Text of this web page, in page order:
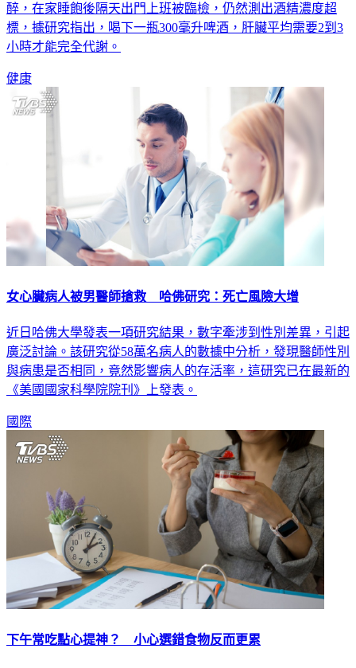
醉，在家睡飽後隔天出門上班被臨檢，仍然測出酒精濃度超
標，據研究指出，喝下一瓶300毫升啤酒，肝臟平均需要2到3
小時才能完全代謝。
健康
女心臟病人被男醫師搶救 哈佛研究：死亡風險大增
近日哈佛大學發表一項研究結果，數字牽涉到性別差異，引起
廣泛討論。該研究從58萬名病人的數據中分析，發現醫師性別
與病患是否相同，竟然影響病人的存活率，這研究已在最新的
《美國國家科學院院刊》上發表。
國際
下午常吃點心提神？ 小心選錯食物反而更累